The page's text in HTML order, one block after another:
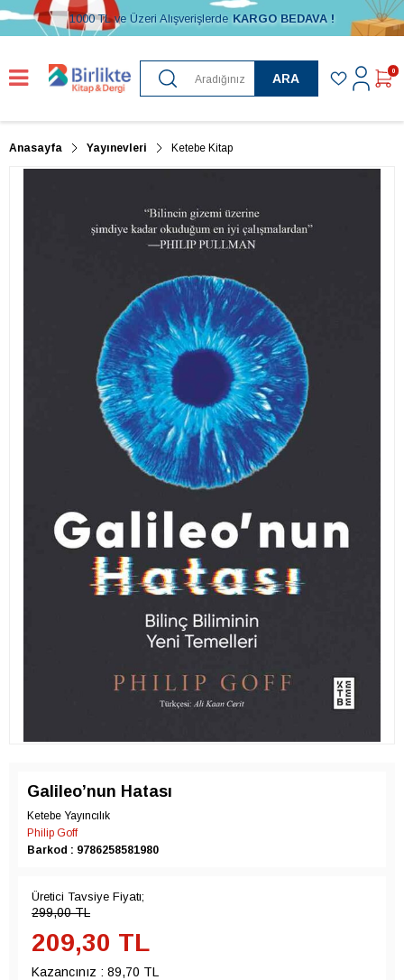
1000 TL ve Üzeri Alışverişlerde KARGO BEDAVA !
ARA
0
Anasayfa Yayınevleri Ketebe Kitap
Galileo’nun Hatası
Ketebe Yayıncılık
Philip Goff
Barkod : 9786258581980
Üretici Tavsiye Fiyatı;
299,00TL
209,30 TL
Kazancınız : 89,70 TL